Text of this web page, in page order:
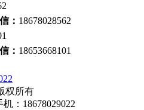
： 18678028562
： 18653668101
权所有
：18678029022